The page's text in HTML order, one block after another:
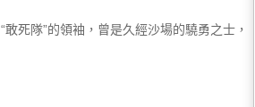
“敢死隊”的領袖，曾是久經沙場的驍勇之士